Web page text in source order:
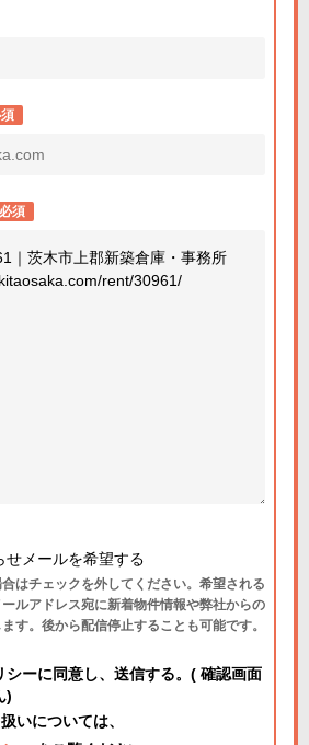
必須
せメールを希望する
はチェックを外してください。希望される
ルアドレス宛に新着物件情報や弊社からの
す。後から配信停止することも可能です。
シーに同意し、送信する。( 確認画面
)
いについては、